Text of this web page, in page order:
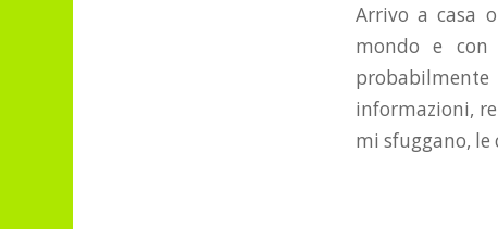
Arrivo a casa
mondo e
informazioni,
mi sfuggano, le